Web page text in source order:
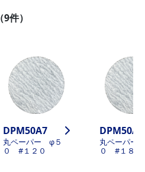
（9件）
DPM50A7
丸ペーパー φ５
０ #１２０
DPM50A9
丸ペーパー
０ #１８０